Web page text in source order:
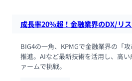
成長率20%超！金融業界のDX/リ
BIG4の一角、KPMGで金融業界の「
推進。AIなど最新技術を活用し、高
ァームで挑戦。